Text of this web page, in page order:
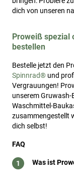
dich von unseren
Proweiß
bestellen
Bestelle jetzt den
Spinnrad® und
Vergrauungen!
unserem
Waschmittel-
zusammengestellt
dich selbst!
FAQ
Was ist